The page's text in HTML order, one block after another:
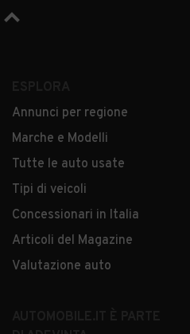
Annunci per regione
Marche e Modelli
Tutte le auto usate
Tipi di veicoli
Concessionari in Italia
Articoli del Magazine
Valutazione auto